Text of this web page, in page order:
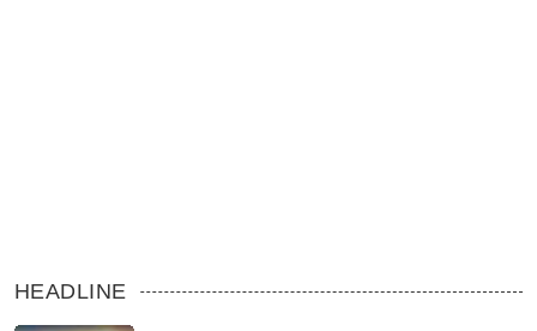
HEADLINE